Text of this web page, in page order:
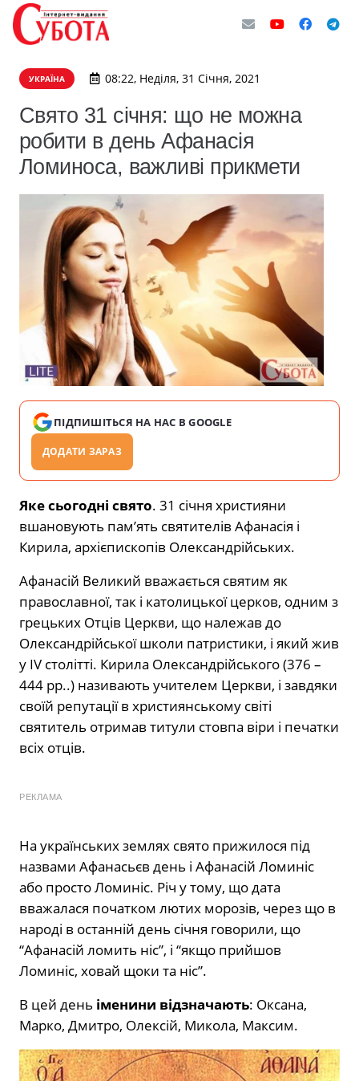
УКРАЇНА 08:22, Неділя, 31 Січня, 2021
Свято 31 січня: що не можна
робити в день Афанасія
Ломиноса, важливі прикмети
ПІДПИШІТЬСЯ НА НАС В GOOGLE
ДОДАТИ ЗАРАЗ
Яке сьогодні свято. 31 січня християни
вшановують пам’ять святителів Афанасія і
Кирила, архієпископів Олександрійських.
Афанасій Великий вважається святим як
православної, так і католицької церков, одним з
грецьких Отців Церкви, що належав до
Олександрійської школи патристики, і який жив
у IV столітті. Кирила Олександрійського (376 –
444 рр..) називають учителем Церкви, і завдяки
своїй репутації в християнському світі
святитель отримав титули стовпа віри і печатки
всіх отців.
РЕКЛАМА
На українських землях свято прижилося під
назвами Афанасьєв день і Афанасій Ломиніс
або просто Ломиніс. Річ у тому, що дата
вважалася початком лютих морозів, через що в
народі в останній день січня говорили, що
“Афанасій ломить ніс”, і “якщо прийшов
Ломиніс, ховай щоки та ніс”.
В цей день іменини відзначають: Оксана,
Марко, Дмитро, Олексій, Микола, Максим.